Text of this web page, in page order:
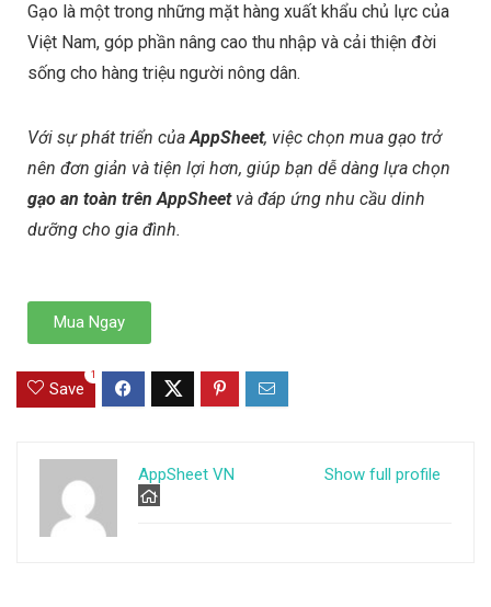
Gạo là một trong những mặt hàng xuất khẩu chủ lực của
Việt Nam, góp phần nâng cao thu nhập và cải thiện đời
sống cho hàng triệu người nông dân.
Với sự phát triển củaAppSheet, việc chọn mua gạo trở
nên đơn giản và tiện lợi hơn, giúp bạn dễ dàng lựa chọn
gạo an toàn trên AppSheetvà đáp ứng nhu cầu dinh
dưỡng cho gia đình.
Mua Ngay
Save
1
Show full profile
AppSheet VN